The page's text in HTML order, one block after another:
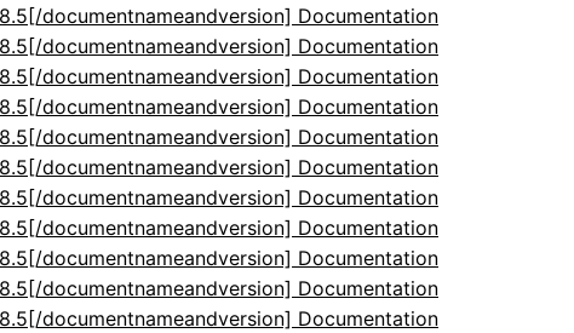
documentnameandversion] Documentation
documentnameandversion] Documentation
documentnameandversion] Documentation
documentnameandversion] Documentation
documentnameandversion] Documentation
documentnameandversion] Documentation
documentnameandversion] Documentation
documentnameandversion] Documentation
documentnameandversion] Documentation
documentnameandversion] Documentation
documentnameandversion] Documentation